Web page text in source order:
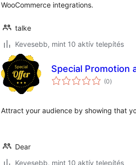
WooCommerce integrations.
talke
Kevesebb, mint 10 aktív telepítés
Special Promotion
(0értékelés
összesen
)
​Attract your audience by showing that
Dear
Kevesebb, mint 10 aktív telepítés